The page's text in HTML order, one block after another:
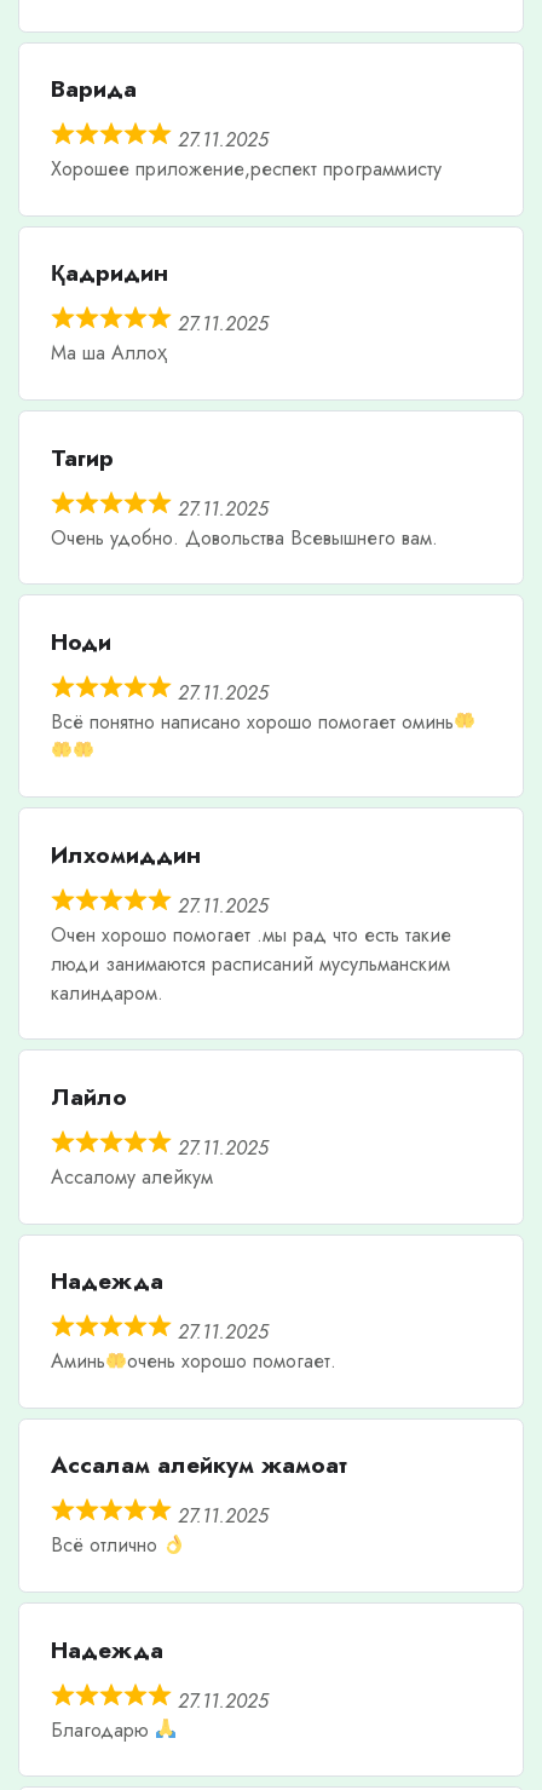
Варида
27.11.2025
Хорошее приложение,респект программисту
Қадридин
27.11.2025
Ма ша Аллоҳ
Тагир
27.11.2025
Очень удобно. Довольства Всевышнего вам.
Ноди
27.11.2025
Всë понятно написано хорошо помогает оминь
Илхомиддин
27.11.2025
Очен хорошо помогает .мы рад что есть такие
люди занимаются расписаний мусульманским
калиндаром.
Лайло
27.11.2025
Ассалому алейкум
Надежда
27.11.2025
Аминь
очень хорошо помогает.
Ассалам алейкум жамоат
27.11.2025
Всё отлично
Надежда
27.11.2025
Благодарю